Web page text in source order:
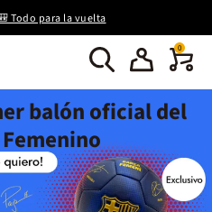
Todo para la vuelta
0
balón oficial del